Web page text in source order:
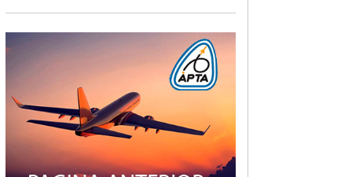
SEGURIDAD AÉREA
TURISMO Y RECREACIÓN
VIDEOS